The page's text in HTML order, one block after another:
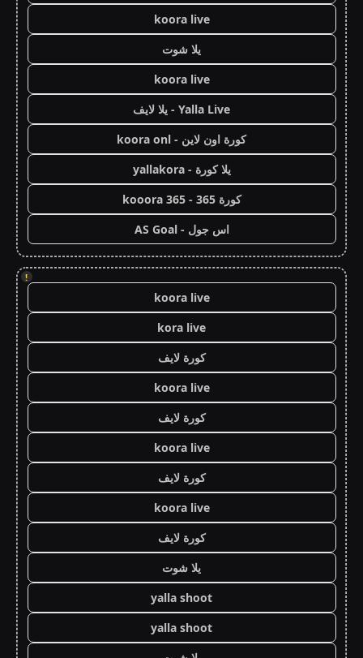
koora live
يلا شوت
koora live
Yalla Live - يلا لايف
كورة اون لاين - koora onl
يلا كورة - yallakora
كورة 365 - kooora 365
اس جول - AS Goal
!
koora live
kora live
كورة لايف
koora live
كورة لايف
koora live
كورة لايف
koora live
كورة لايف
يلا شوت
yalla shoot
yalla shoot